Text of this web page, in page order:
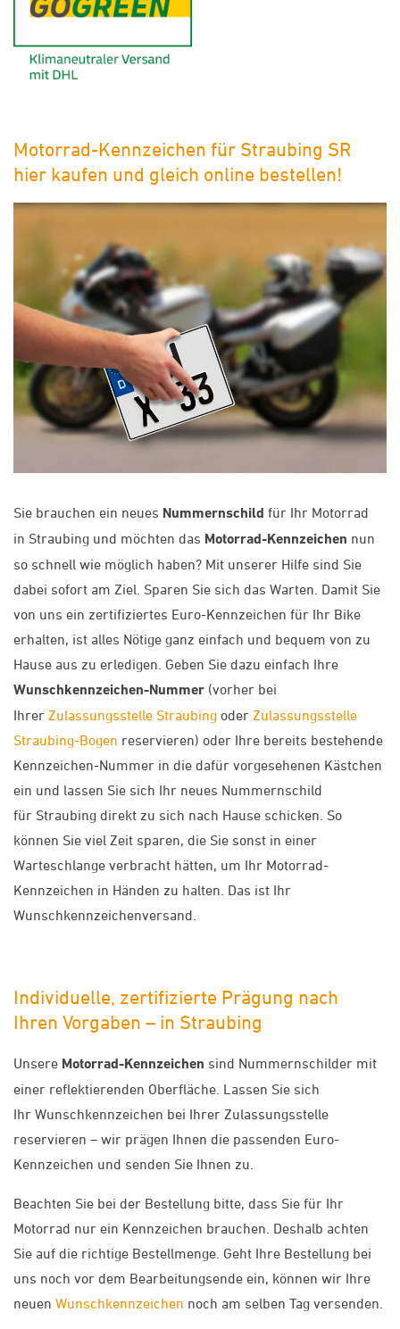
Motorrad-Kennzeichen für Straubing SR
hier kaufen und gleich online bestellen!
Sie brauchen ein neues Nummernschild für Ihr Motorrad
in Straubing und möchten das Motorrad-Kennzeichen nun
so schnell wie möglich haben? Mit unserer Hilfe sind Sie
dabei sofort am Ziel. Sparen Sie sich das Warten. Damit Sie
von uns ein zertifiziertes Euro-Kennzeichen für Ihr Bike
erhalten, ist alles Nötige ganz einfach und bequem von zu
Hause aus zu erledigen. Geben Sie dazu einfach Ihre
Wunschkennzeichen-Nummer (vorher bei
Ihrer Zulassungsstelle Straubing oder Zulassungsstelle
Straubing-Bogen reservieren) oder Ihre bereits bestehende
Kennzeichen-Nummer in die dafür vorgesehenen Kästchen
ein und lassen Sie sich Ihr neues Nummernschild
für Straubing direkt zu sich nach Hause schicken. So
können Sie viel Zeit sparen, die Sie sonst in einer
Warteschlange verbracht hätten, um Ihr Motorrad-
Kennzeichen in Händen zu halten. Das ist Ihr
Wunschkennzeichenversand.
Individuelle, zertifizierte Prägung nach
Ihren Vorgaben – in Straubing
Unsere Motorrad-Kennzeichen sind Nummernschilder mit
einer reflektierenden Oberfläche. Lassen Sie sich
Ihr Wunschkennzeichen bei Ihrer Zulassungsstelle
reservieren – wir prägen Ihnen die passenden Euro-
Kennzeichen und senden Sie Ihnen zu.
Beachten Sie bei der Bestellung bitte, dass Sie für Ihr
Motorrad nur ein Kennzeichen brauchen. Deshalb achten
Sie auf die richtige Bestellmenge. Geht Ihre Bestellung bei
uns noch vor dem Bearbeitungsende ein, können wir Ihre
neuen Wunschkennzeichen noch am selben Tag versenden.